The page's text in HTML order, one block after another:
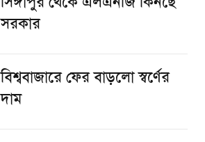
সরকার
বিশ্ববাজারে ফের বাড়লো স্বর্ণের
দাম